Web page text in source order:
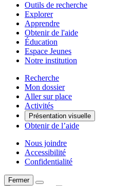
Outils de recherche
Explorer
Apprendre
Obtenir de l'aide
Éducation
Espace Jeunes
Notre institution
Recherche
Mon dossier
Aller sur place
Activités
Présentation visuelle
Obtenir de l’aide
Nous joindre
Accessibilité
Confidentialité
Fermer